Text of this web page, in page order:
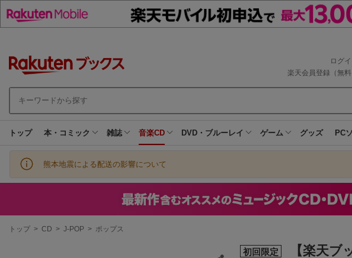
ログ
楽天会員登録（無料
トップ 本・コミック 雑誌 音楽CD DVD・ブルーレイ ゲーム グッズ PC
熊本地震による配送の影響について
現
トップ > CD > J-POP > ポップス
初回限定
【楽天ブ